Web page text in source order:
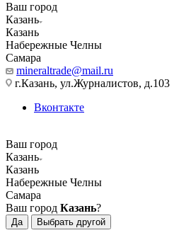
Ваш город
Казань
Казань
Набережные Челны
Самара
mineraltrade@mail.ru
г.Казань, ул.Журналистов, д.103
Вконтакте
Ваш город
Казань
Казань
Набережные Челны
Самара
Ваш город Казань?
Да Выбрать другой